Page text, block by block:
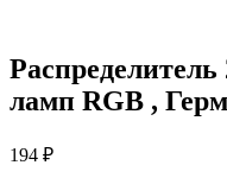
ламп RGB ,
194 ₽